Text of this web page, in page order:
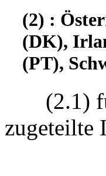
(2) :
(DK),
(PT),
(2.1) für